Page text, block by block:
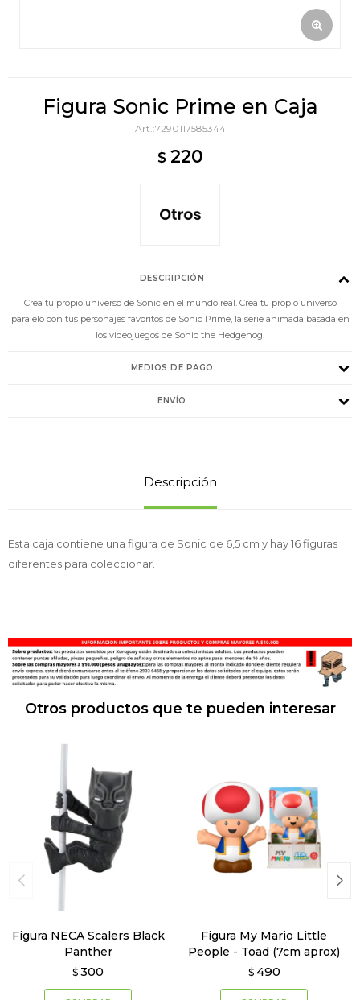
Figura Sonic Prime en Caja
7290117585344
$ 220
DESCRIPCIÓN
Crea tu propio universo de Sonic en el mundo real. Crea tu propio universo
paralelo con tus personajes favoritos de Sonic Prime, la serie animada basada en
los videojuegos de Sonic the Hedgehog.
MEDIOS DE PAGO
ENVÍO
Descripción
Esta caja contiene una figura de Sonic de 6,5 cm y hay 16 figuras
diferentes para coleccionar.
Otros productos que te pueden interesar
Figura NECA Scalers Black
Panther
$ 300
Figura My Mario Little
People - Toad (7cm aprox)
$ 490